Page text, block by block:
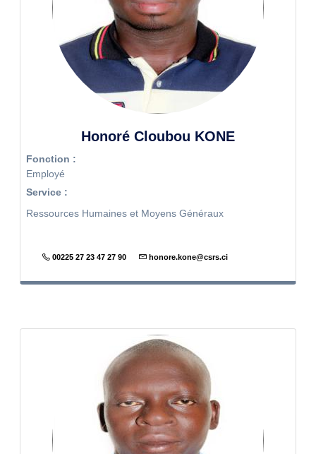
Honoré Cloubou KONE
Fonction :
Employé
Service :
Ressources Humaines et Moyens Généraux
00225 27 23 47 27 90 honore.kone@csrs.ci